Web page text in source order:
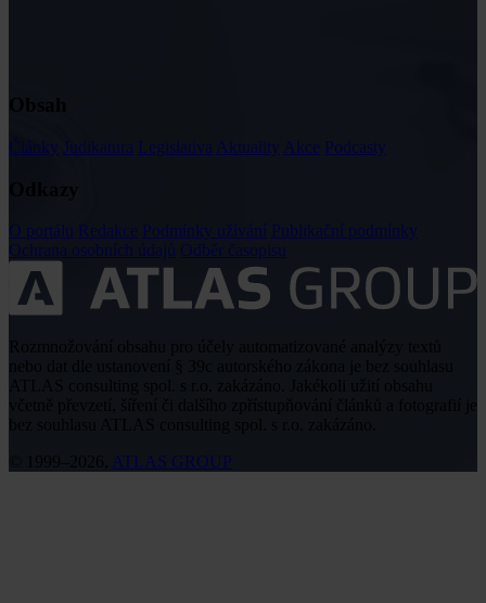
Články Judikatura Legislativa Aktuality Akce Podcasty
O portálu Redakce Podmínky užívání Publikační podmínky
Ochrana osobních údajů Odběr časopisu
včetně převzetí, šíření či dalšího zpřístupňování článků a fotografií je
ATLAS GROUP